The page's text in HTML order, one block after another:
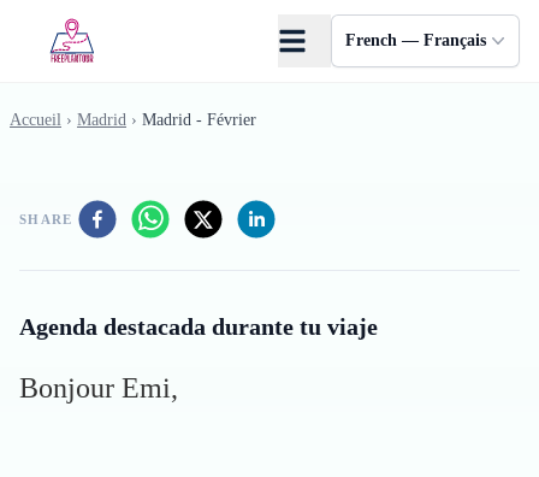
French — Français
Accueil › Madrid › Madrid - Février
SHARE
Agenda destacada durante tu viaje